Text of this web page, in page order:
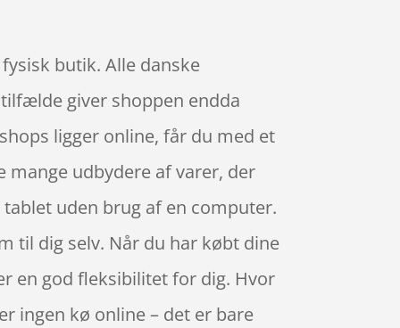
butik. Alle danske
giver shoppen endda
ligger online, får du med et
mange udbydere af varer, der
uden brug af en computer.
til dig selv. Når du har købt dine
en god fleksibilitet for dig. Hvor
ingen kø online – det er bare